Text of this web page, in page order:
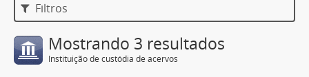
Filtros
Mostrando 3 resultados
Instituição de custódia de acervos